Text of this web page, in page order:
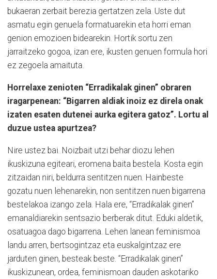
bukaeran zerbait berezia gertatzen zela. Uste dut
asmatu egin genuela formatuarekin eta horri eman
genion emozioen bidearekin. Hortik sortu zen
jarraitzeko gogoa, izan ere, ikusten genuen formula hori
ez zegoela amaituta.
Horrelaxe zenioten “Erradikalak ginen” obraren
iragarpenean: “Bigarren aldiak inoiz ez direla onak
izaten esaten dutenei aurka egitera gatoz”. Lortu al
duzue ustea apurtzea?
Nire ustez bai. Noizbait utzi behar diozu lehen
ikuskizuna egiteari, eromena baita bestela. Kosta egin
zitzaidan niri, beldurra sentitzen nuen. Hainbeste
gozatu nuen lehenarekin, non sentitzen nuen bigarrena
bestelakoa izango zela. Hala ere, “Erradikalak ginen”
emanaldiarekin sentsazio berberak ditut. Eduki aldetik,
osatuagoa dago bigarrena. Lehen lanean feminismoa
landu arren, bertsogintzaz eta euskalgintzaz ere
jarduten ginen, besteak beste. “Erradikalak ginen”
ikuskizunean, ordea, feminismoan dauden askotariko